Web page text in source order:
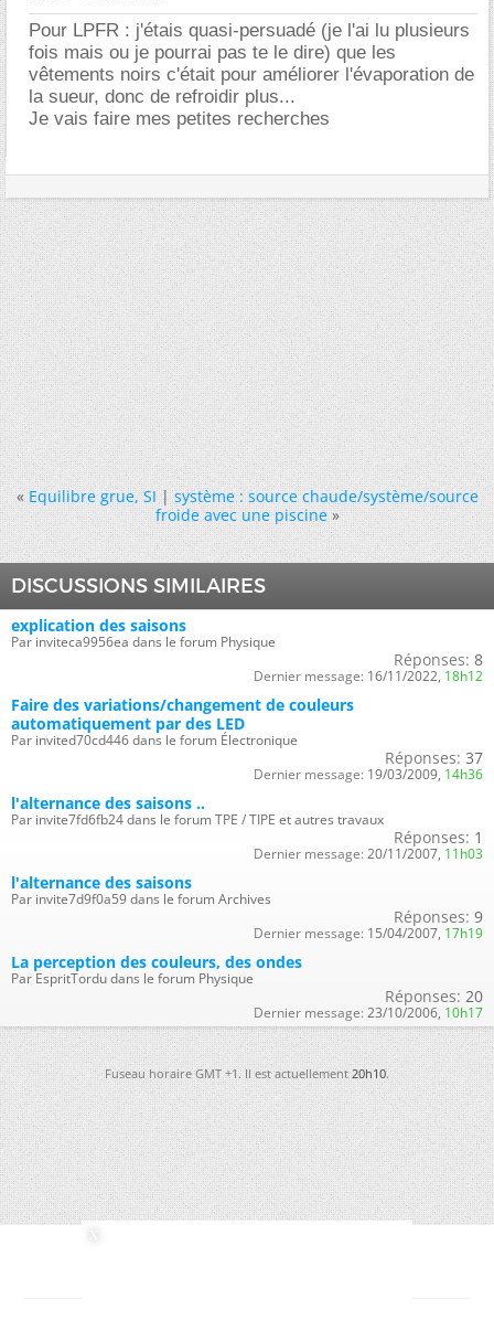
Pour LPFR : j'étais quasi-persuadé (je l'ai lu plusieurs
fois mais ou je pourrai pas te le dire) que les
vêtements noirs c'était pour améliorer l'évaporation de
la sueur, donc de refroidir plus...
Je vais faire mes petites recherches
« Equilibre grue, SI|système : source chaude/système/source
froide avec une piscine »
DISCUSSIONS SIMILAIRES
explication des saisons
Par inviteca9956ea dans le forum Physique
Réponses: 8
Dernier message: 16/11/2022, 18h12
Faire des variations/changement de couleurs
automatiquement par des LED
Par invited70cd446 dans le forum Électronique
Réponses: 37
Dernier message: 19/03/2009, 14h36
l'alternance des saisons ..
Par invite7fd6fb24 dans le forum TPE / TIPE et autres travaux
Réponses: 1
Dernier message: 20/11/2007, 11h03
l'alternance des saisons
Par invite7d9f0a59 dans le forum Archives
Réponses: 9
Dernier message: 15/04/2007, 17h19
La perception des couleurs, des ondes
Par EspritTordu dans le forum Physique
Réponses: 20
Dernier message: 23/10/2006, 10h17
Fuseau horaire GMT +1. Il est actuellement 20h10.